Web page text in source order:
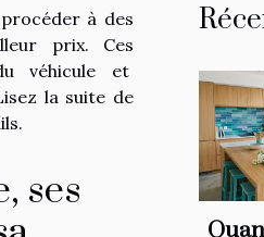
à des
prix. Ces
véhicule et
la suite de
ses